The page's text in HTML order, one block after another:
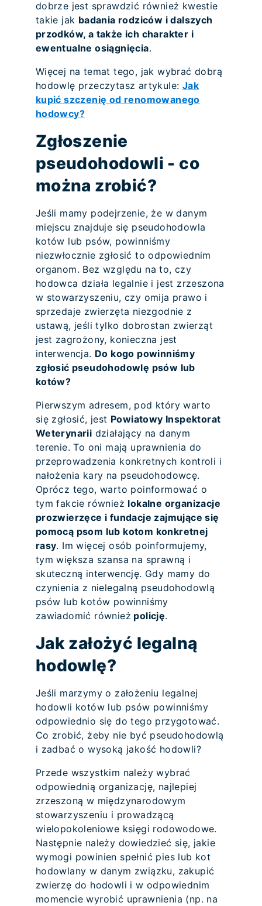
dobrze jest sprawdzić również kwestie
takie jak badania rodziców i dalszych
przodków, a także ich charakter i
ewentualne osiągnięcia.
Więcej na temat tego, jak wybrać dobrą
hodowlę przeczytasz artykule: Jak
kupić szczenię od renomowanego
hodowcy?
Zgłoszenie
pseudohodowli - co
można zrobić?
Jeśli mamy podejrzenie, że w danym
miejscu znajduje się pseudohodowla
kotów lub psów, powinniśmy
niezwłocznie zgłosić to odpowiednim
organom. Bez względu na to, czy
hodowca działa legalnie i jest zrzeszona
w stowarzyszeniu, czy omija prawo i
sprzedaje zwierzęta niezgodnie z
ustawą, jeśli tylko dobrostan zwierząt
jest zagrożony, konieczna jest
interwencja. Do kogo powinniśmy
zgłosić pseudohodowlę psów lub
kotów?
Pierwszym adresem, pod który warto
się zgłosić, jest Powiatowy Inspektorat
Weterynarii działający na danym
terenie. To oni mają uprawnienia do
przeprowadzenia konkretnych kontroli i
nałożenia kary na pseudohodowcę.
Oprócz tego, warto poinformować o
tym fakcie również lokalne organizacje
prozwierzęce i fundacje zajmujące się
pomocą psom lub kotom konkretnej
rasy. Im więcej osób poinformujemy,
tym większa szansa na sprawną i
skuteczną interwencję. Gdy mamy do
czynienia z nielegalną pseudohodowlą
psów lub kotów powinniśmy
zawiadomić również policję.
Jak założyć legalną
hodowlę?
Jeśli marzymy o założeniu legalnej
hodowli kotów lub psów powinniśmy
odpowiednio się do tego przygotować.
Co zrobić, żeby nie być pseudohodowlą
i zadbać o wysoką jakość hodowli?
Przede wszystkim należy wybrać
odpowiednią organizację, najlepiej
zrzeszoną w międzynarodowym
stowarzyszeniu i prowadzącą
wielopokoleniowe księgi rodowodowe.
Następnie należy dowiedzieć się, jakie
wymogi powinien spełnić pies lub kot
hodowlany w danym związku, zakupić
zwierzę do hodowli i w odpowiednim
momencie wyrobić uprawnienia (np. na